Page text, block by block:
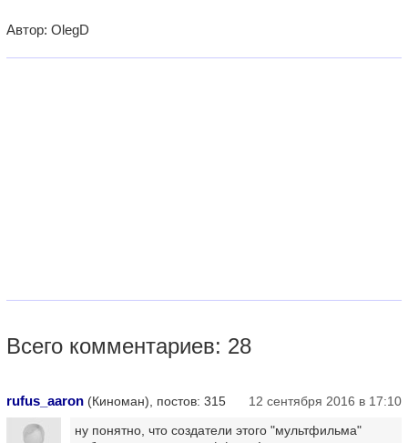
Автор: OlegD
Всего комментариев: 28
rufus_aaron (Киноман), постов: 315
12 сентября 2016 в 17:10
ну понятно, что создатели этого "мультфильма"